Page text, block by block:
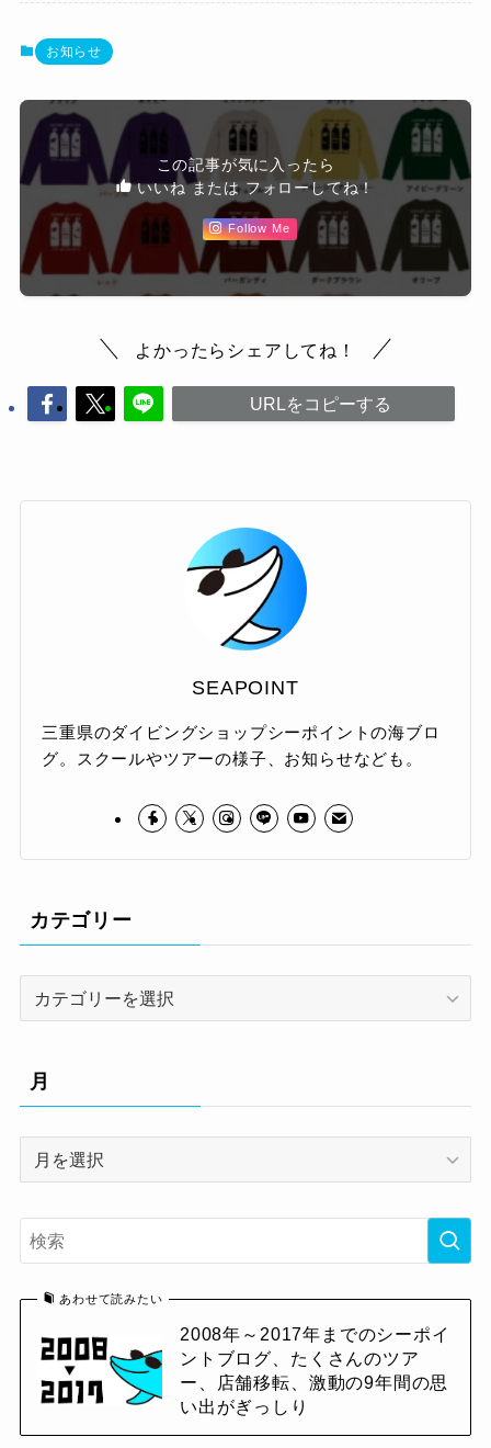
お知らせ
この記事が気に入ったら
いいね または フォローしてね！
Follow Me
よかったらシェアしてね！
URLをコピーする
SEAPOINT
三重県のダイビングショップシーポイントの海ブロ
グ。スクールやツアーの様子、お知らせなども。
カテゴリー
リ
ー
月
あわせて読みたい
2008年～2017年までのシーポイ
ントブログ、たくさんのツア
ー、店舗移転、激動の9年間の思
い出がぎっしり